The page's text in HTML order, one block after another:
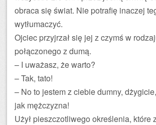
obraca się świat. Nie potrafię inaczej
wytłumaczyć.
Ojciec przyjrzał się jej z czymś w
połączonego z dumą.
– I uważasz, że warto?
– Tak, tato!
– No to jestem z ciebie dumny,
jak mężczyzna!
Użył pieszczotliwego określenia, które